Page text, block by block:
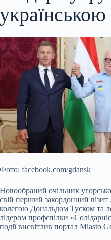
Фото: facebook.com/gdansk
Новообраний очільник
свій перший закордонний візит
колегою Дональдом Туском та
лідером профспілки
події висвітлив портал Miasto